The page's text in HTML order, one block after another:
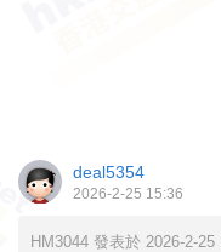
deal5354
2026-2-25 15:36
HM3044 發表於 2026-2-25